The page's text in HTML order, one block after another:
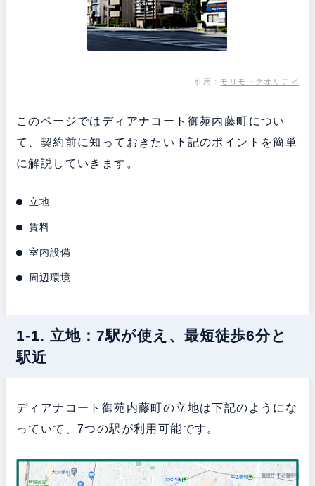
引用： モリモトクオリティ
このページではディアナコート御苑内藤町につい
て、契約前に知っておきたい下記のポイントを簡単
に解説していきます。
立地
賃料
室内設備
周辺環境
1-1. 立地：7駅が使え、最短徒歩6分と
駅近
ディアナコート御苑内藤町の立地は下記のようにな
っていて、7つの駅が利用可能です。